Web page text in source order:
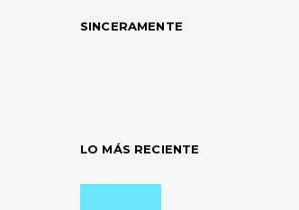
SINCERAMENTE
LO MÁS RECIENTE